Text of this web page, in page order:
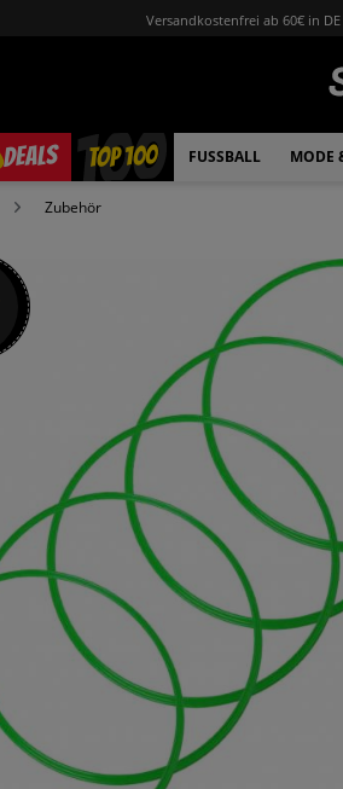
Versandkostenfrei ab 60€ in DE
DEALS TOP 100 FUSSBALL MODE
Zubehör